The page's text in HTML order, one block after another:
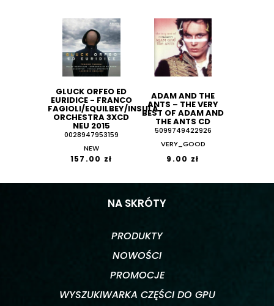
GLUCK ORFEO ED
EURIDICE - FRANCO
FAGIOLI/EQUILBEY/INSULA
ORCHESTRA 3XCD
NEU 2015
0028947953159
NEW
157.00 zł
ADAM AND THE
ANTS ‎– THE VERY
BEST OF ADAM AND
THE ANTS CD
5099749422926
VERY_GOOD
9.00 zł
NA SKRÓTY
PRODUKTY
NOWOŚCI
PROMOCJE
WYSZUKIWARKA CZĘŚCI DO GPU